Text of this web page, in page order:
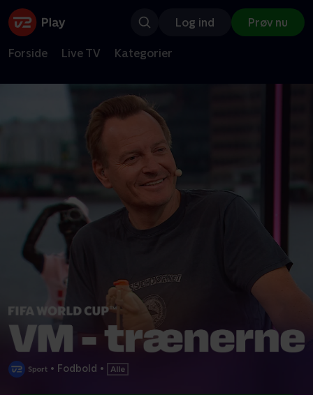
Log ind Prøv nu
Forside Live TV Kategorier
• Fodbold •